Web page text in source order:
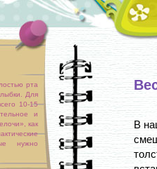
рта
Для
10-15
и
как
нужно
В